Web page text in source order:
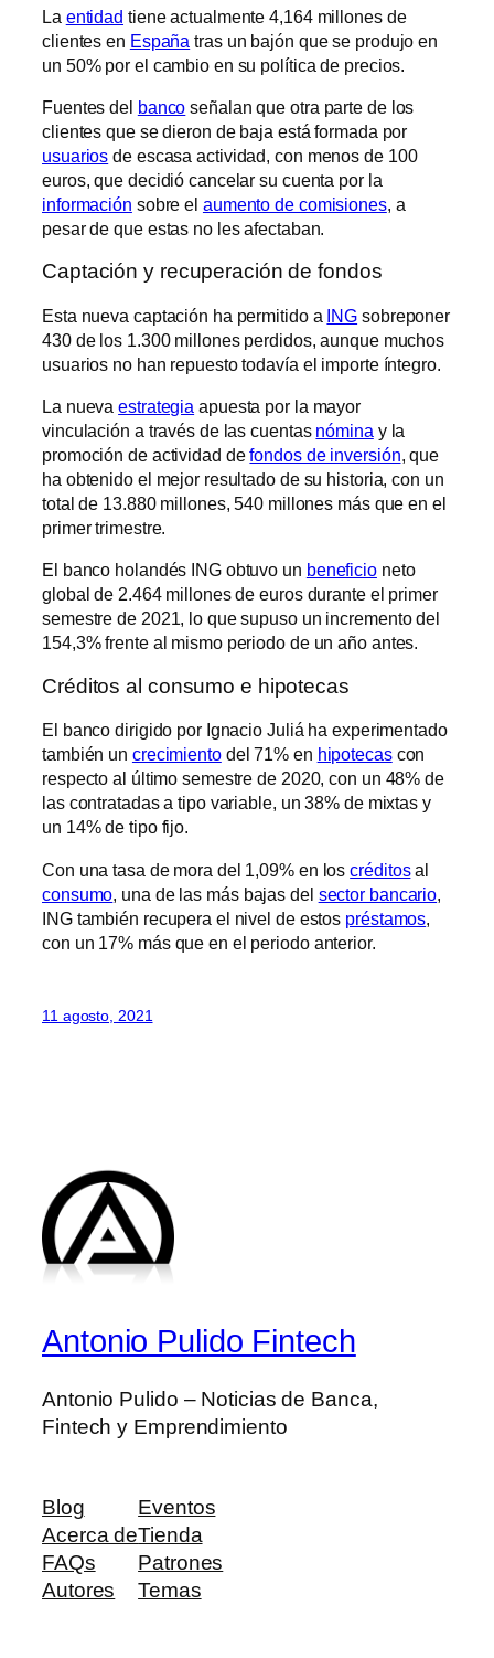
La entidad tiene actualmente 4,164 millones de
clientes en España tras un bajón que se produjo en
un 50% por el cambio en su política de precios.
Fuentes del banco señalan que otra parte de los
clientes que se dieron de baja está formada por
usuarios de escasa actividad, con menos de 100
euros, que decidió cancelar su cuenta por la
información sobre el aumento de comisiones, a
pesar de que estas no les afectaban.
Captación y recuperación de fondos
Esta nueva captación ha permitido a ING sobreponer
430 de los 1.300 millones perdidos, aunque muchos
usuarios no han repuesto todavía el importe íntegro.
La nuevaestrategia apuesta por la mayor
vinculación a través de las cuentas nómina y la
promoción de actividad defondos de inversión, que
ha obtenido el mejor resultado de su historia, con un
total de 13.880 millones, 540 millones más que en el
primer trimestre.
El banco holandés ING obtuvo un beneficioneto
global de 2.464 millones de euros durante el primer
semestre de 2021, lo que supuso un incremento del
154,3% frente al mismo periodo de un año antes.
Créditos al consumo e hipotecas
El banco dirigido por Ignacio Juliá ha experimentado
también un crecimientodel 71% en hipotecascon
respecto al último semestre de 2020, con un 48% de
las contratadas a tipo variable, un 38% de mixtas y
un 14% de tipo fijo.
Con una tasa de mora del 1,09% en loscréditosal
consumo, una de las más bajas del sector bancario,
ING también recupera el nivel de estos préstamos,
con un 17% más que en el periodo anterior.
11 agosto, 2021
Antonio Pulido Fintech
Antonio Pulido – Noticias de Banca,
Fintech y Emprendimiento
Blog
Acerca de
FAQs
Autores
Eventos
Tienda
Patrones
Temas